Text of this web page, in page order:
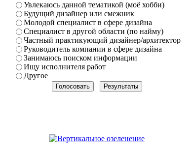
Увлекаюсь данной тематикой (моё хобби)
Будущий дизайнер или смежник
Молодой специалист в сфере дизайна
Специалист в другой области (по найму)
Частный практикующий дизайнер/архитектор
Руководитель компании в сфере дизайна
Занимаюсь поиском информации
Ищу исполнителя работ
Другое